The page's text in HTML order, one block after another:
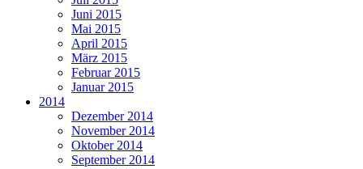
Juni 2015
Mai 2015
April 2015
März 2015
Februar 2015
Januar 2015
2014
Dezember 2014
November 2014
Oktober 2014
September 2014